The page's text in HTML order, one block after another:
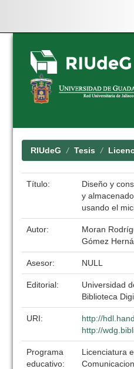
Skip
navigation
RIUdeG Tesis
Título:
Diseño y
y
usando el
Autor:
Moran
Gómez
Asesor: NULL
Editorial:
Universidad
Biblioteca
URI:
http://
http://
Programa
educativo:
Licenciatura